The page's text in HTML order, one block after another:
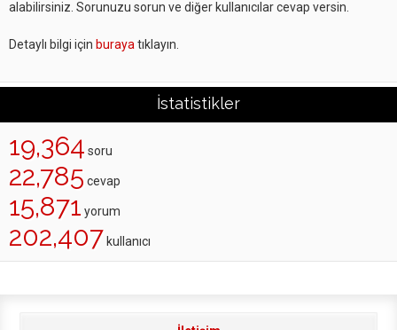
alabilirsiniz. Sorunuzu sorun ve diğer kullanıcılar cevap versin.
Detaylı bilgi için buraya tıklayın.
İstatistikler
19,364 soru
22,785 cevap
15,871 yorum
202,407 kullanıcı